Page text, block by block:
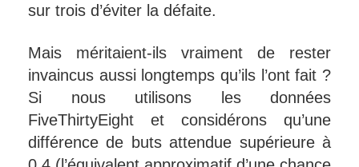
sur trois d’éviter la défaite.
Mais méritaient-ils vraiment de rester
invaincus aussi longtemps qu’ils l’ont fait ?
Si nous utilisons les données
FiveThirtyEight et considérons qu’une
différence de buts attendue supérieure à